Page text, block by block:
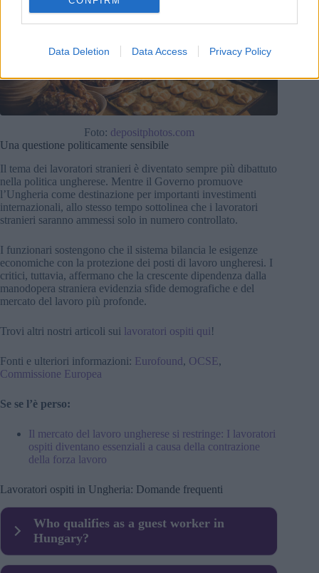
Data Deletion Data Access Privacy Policy
Foto: depositphotos.com
Una questione politicamente sensibile
Il tema dei lavoratori stranieri è diventato sempre più dibattuto
nella politica ungherese. Mentre il Governo promuove
l’Ungheria come destinazione per importanti investimenti
internazionali, allo stesso tempo sottolinea che i lavoratori
stranieri saranno ammessi solo in numero controllato.
I funzionari sostengono che il sistema bilancia le esigenze
economiche con la protezione dei posti di lavoro ungheresi. I
critici, tuttavia, affermano che la crescente dipendenza dalla
manodopera straniera evidenzia sfide demografiche e del
mercato del lavoro più profonde.
Trovi altri nostri articoli sui lavoratori ospiti qui!
Fonti e ulteriori informazioni: Eurofound, OCSE,
Commissione Europea
Se se l’è perso:
Il mercato del lavoro ungherese si restringe: I lavoratori
ospiti diventano essenziali a causa della contrazione
della forza lavoro
Lavoratori ospiti in Ungheria: Domande frequenti
Who qualifies as a guest worker in
Hungary?
A guest worker in Hungary is a non-EU national who